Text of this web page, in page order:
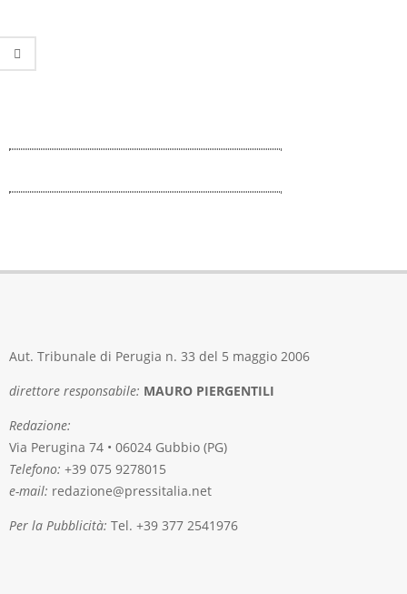
Aut. Tribunale di Perugia n. 33 del 5 maggio 2006
direttore responsabile: MAURO PIERGENTILI
Redazione:
Via Perugina 74 • 06024 Gubbio (PG)
Telefono: +39 075 9278015
e-mail: redazione@pressitalia.net
Per la Pubblicità: Tel. +39 377 2541976